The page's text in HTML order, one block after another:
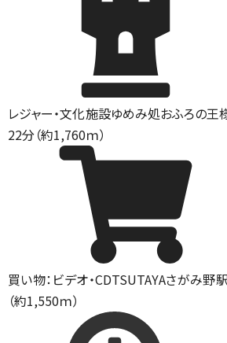
レジャー・文化施設ゆめみ処おふろの王
22分（約1,760ｍ）
買い物：ビデオ・CDTSUTAYAさがみ野
（約1,550ｍ）